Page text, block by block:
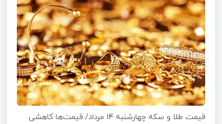
قیمت طلا و سکه چهارشنبه 14 مرداد/ قیمت‌ها کاهشی